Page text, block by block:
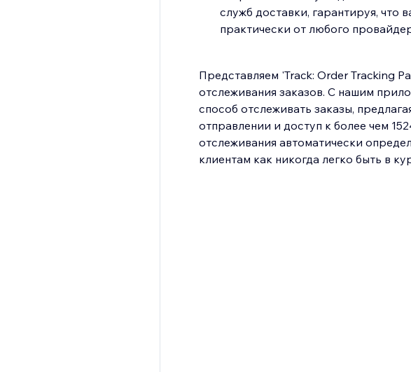
служб доставки, гарантируя, что
практически от любого
Представляем 'Track: Order Tracking
отслеживания заказов. С нашим
способ отслеживать заказы,
отправлении и доступ к более чем
отслеживания автоматически
клиентам как никогда легко быть в